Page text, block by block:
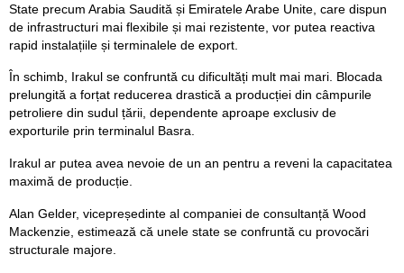
State precum Arabia Saudită și Emiratele Arabe Unite, care dispun
de infrastructuri mai flexibile și mai rezistente, vor putea reactiva
rapid instalațiile și terminalele de export.
În schimb, Irakul se confruntă cu dificultăți mult mai mari. Blocada
prelungită a forțat reducerea drastică a producției din câmpurile
petroliere din sudul țării, dependente aproape exclusiv de
exporturile prin terminalul Basra.
Irakul ar putea avea nevoie de un an pentru a reveni la capacitatea
maximă de producție.
Alan Gelder, vicepreședinte al companiei de consultanță Wood
Mackenzie, estimează că unele state se confruntă cu provocări
structurale majore.